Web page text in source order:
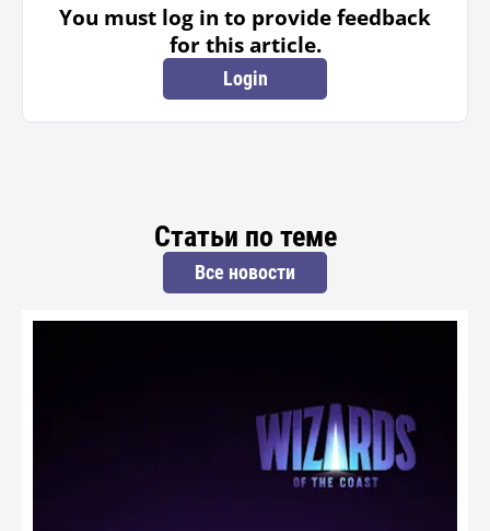
You must log in to provide feedback
for this article.
Login
Статьи по теме
Все новости